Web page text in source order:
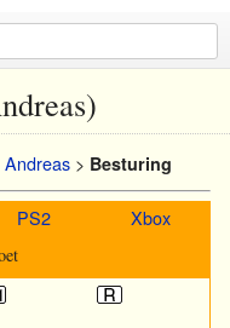
> Besturing
PS2 Xbox